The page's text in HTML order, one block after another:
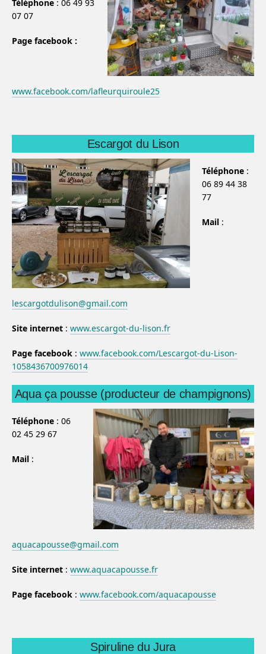
Téléphone : 06 49 93
07 07
Page facebook :
www.facebook.com/lafleurquiroule25
Escargot du Lison
Téléphone :
06 89 44 38
77
Mail :
lescargotdulison@gmail.com
Site internet : www.escargot-du-lison.fr
Page facebook : www.facebook.com/Lescargot-du-Lison-
1058436700976014
Aqua ça pousse (producteur de champignons)
Téléphone : 06
02 45 29 67
Mail :
aquacapousse@gmail.com
Site internet : www.aquacapousse.fr
Page facebook : www.facebook.com/aquacapousse
Spiruline du Jura